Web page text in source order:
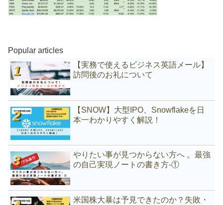
Popular articles
【実務で使えるビジネス英語メール】
訪問後のお礼について
【SNOW】大型IPO、Snowflakeを日
本一わかりやすく解説！
やりたい事が見つからない方へ 。最強
の自己実現ノートの書き方-①
米国株大暴は予見できたのか？失敗・